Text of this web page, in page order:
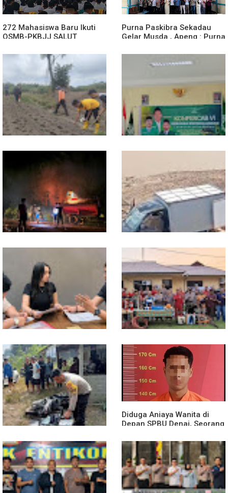
272 Mahasiswa Baru Ikuti
OSMB-PKBJJ SALUT
Purna Paskibra Sekadau
Gelar Musda , Apeng : Purna
Agen Terdepan Menjaga
Persatuan Dan Kesatuan
Dukung Swasembada
Pangan, Polsek Entikong
Tanam dan Rawat Jagung
Hibrida di Demplot Entikong
Tapang
Sekwil GP Ansor Kalbar
Hadiri Konfercab Sanggau:
Kader Harus Militan dan
Bermanfaat
13 Jam Berjuang, Polsek
Toba dan Warga Berhasil
Jinakkan Karhutla 7 Hektare
di Desa Bagan Asam
Mobil Box Terjun ke Jurang
Depan KC, Diduga Rem
Blong
Diduga Jadi Korban
Penyebaran Foto Pribadi
dan Dicemarkan di TikTok,
AF Lapor ke Polda Sumut
Polsek Entikong Gelar Apel
Siaga Karhutla 2026, Sinergi
Lintas Sektor Cegah
Kebakaran Hutan dan Lahan
Truk Kontainer Oleng Tabrak
Vario, Warga Kapuas
Meninggal di Dusun Mak
Tampong
Diduga Aniaya Wanita di
Depan SPBU Denai, Seorang
Medan Area